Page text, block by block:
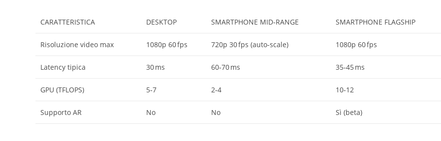
CARATTERISTICA DESKTOP SMARTPHONE MID‑RANGE SMARTPHONE FLAGSHIP
Risoluzione video max 1080p 60 fps 720p 30 fps (auto‑scale) 1080p 60 fps
Latency tipica 30 ms 60‑70 ms 35‑45 ms
GPU (TFLOPS) 5‑7 2‑4 10‑12
Supporto AR No No Sì (beta)